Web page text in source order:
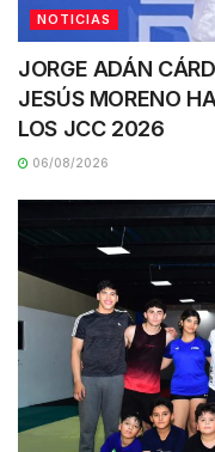
NOTICIAS
JORGE ADÁN
JESÚS MORENO
LOS JCC 2026
06/08/2026